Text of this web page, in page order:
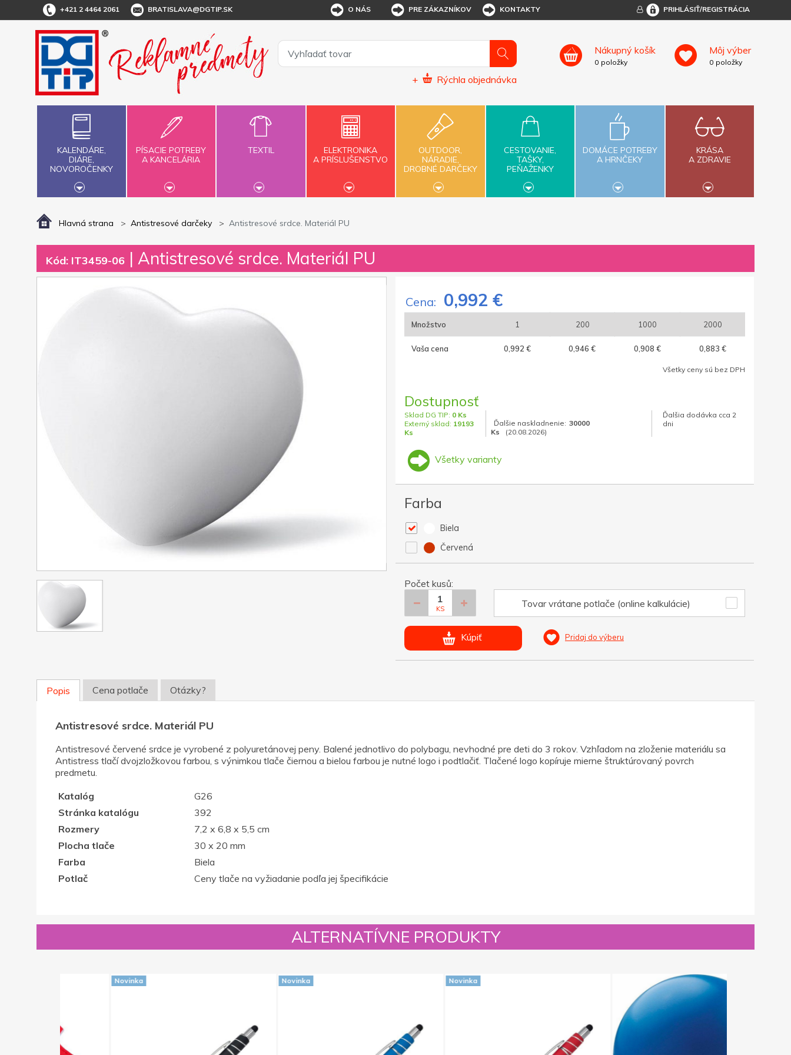
+421 2 4464 2061 BRATISLAVA@DGTIP.SK O NÁS PRE ZÁKAZNÍKOV KONTAKTY PRIHLÁSIŤ/REGISTRÁCIA
+ Rýchla objednávka
Nákupný košík
0 položky
Môj výber
0 položky
KALENDÁRE,
DIÁRE,
NOVOROČENKY
PÍSACIE POTREBY
A KANCELÁRIA
TEXTIL
ELEKTRONIKA
A PRÍSLUŠENSTVO
OUTDOOR,
NÁRADIE,
DROBNÉ DARČEKY
CESTOVANIE,
TAŠKY,
PEŇAŽENKY
DOMÁCE POTREBY
A HRNČEKY
KRÁSA
A ZDRAVIE
Hlavná strana Antistresové darčeky Antistresové srdce. Materiál PU
Kód: IT3459-06 | Antistresové srdce. Materiál PU
Cena: 0,992 €
Množstvo 1 200 1000 2000
Vaša cena 0,992 € 0,946 € 0,908 € 0,883 €
Všetky ceny sú bez DPH
Dostupnosť
Sklad DG TIP: 0 Ks
Externý sklad: 19193
Ks
Ďalšie naskladnenie: 30000
Ks
(20.08.2026)
Ďalšia dodávka cca 2
dni
Všetky varianty
Farba
Biela
Červená
Počet kusů:
KS Tovar vrátane potlače (online kalkulácie)
Kúpiť Pridaj do výberu
Popis Cena potlače Otázky?
Antistresové srdce. Materiál PU
Antistresové červené srdce je vyrobené z polyuretánovej peny. Balené jednotlivo do polybagu, nevhodné pre deti do 3 rokov. Vzhľadom na zloženie materiálu sa
Antistress tlačí dvojzložkovou farbou, s výnimkou tlače čiernou a bielou farbou je nutné logo i podtlačiť. Tlačené logo kopíruje mierne štruktúrovaný povrch
predmetu.
Katalóg
G26
Stránka katalógu
392
Rozmery
7,2 x 6,8 x 5,5 cm
Plocha tlače
30 x 20 mm
Farba
Biela
Potlač
Ceny tlače na vyžiadanie podľa jej špecifikácie
ALTERNATÍVNE PRODUKTY